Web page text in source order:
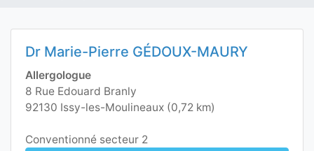
Dr Marie-Pierre GÉDOUX-MAURY
Allergologue
8 Rue Edouard Branly
92130 Issy-les-Moulineaux (0,72 km)
Conventionné secteur 2